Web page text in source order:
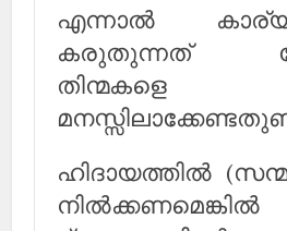
എന്നാല്‍
കരുതുന്നത്
തിന്മകളെ
ഹിദായത്തില്‍
നില്‍ക്കണമെങ്കില്‍